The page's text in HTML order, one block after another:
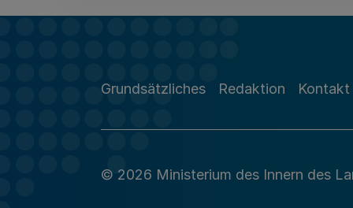
Grundsätzliches Redaktion Kontakt
© 2026 Ministerium des Innern des